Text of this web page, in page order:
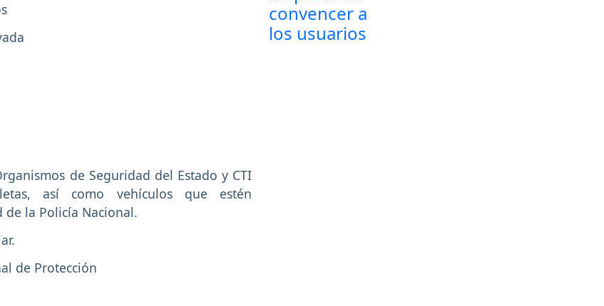
de Seguridad del Estado y CTI
así como vehículos que estén
la Policía Nacional.
de Protección